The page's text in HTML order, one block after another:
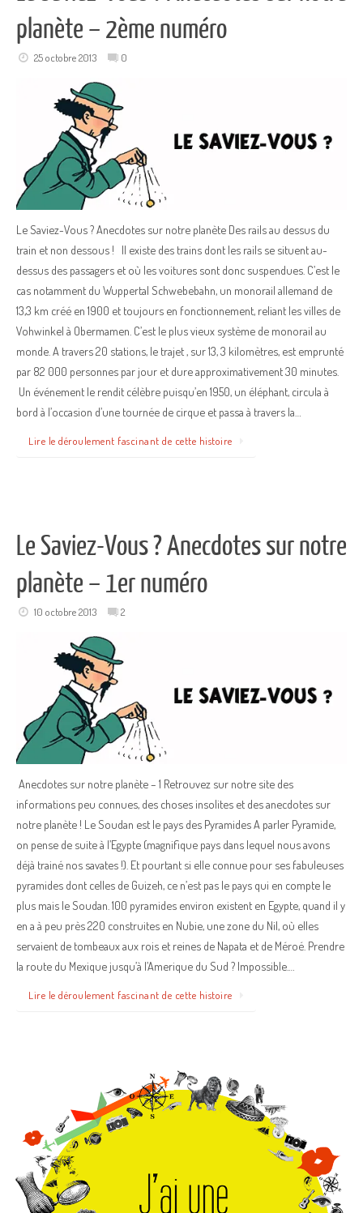
planète – 2ème numéro
25 octobre 2013 0
Le Saviez-Vous ? Anecdotes sur notre planète Des rails au dessus du
train et non dessous ! Il existe des trains dont les rails se situent au-
dessus des passagers et où les voitures sont donc suspendues. C’est le
cas notamment du Wuppertal Schwebebahn, un monorail allemand de
13,3 km créé en 1900 et toujours en fonctionnement, reliant les villes de
Vohwinkel à Obermamen. C’est le plus vieux système de monorail au
monde. A travers 20 stations, le trajet , sur 13, 3 kilomètres, est emprunté
par 82 000 personnes par jour et dure approximativement 30 minutes.
Un événement le rendit célèbre puisqu’en 1950, un éléphant, circula à
bord à l’occasion d’une tournée de cirque et passa à travers la…
Lire le déroulement fascinant de cette histoire
Le Saviez-Vous ? Anecdotes sur notre
planète – 1er numéro
10 octobre 2013 2
Anecdotes sur notre planète – 1 Retrouvez sur notre site des
informations peu connues, des choses insolites et des anecdotes sur
notre planète ! Le Soudan est le pays des Pyramides A parler Pyramide,
on pense de suite à l’Egypte (magnifique pays dans lequel nous avons
déjà trainé nos savates !). Et pourtant si elle connue pour ses fabuleuses
pyramides dont celles de Guizeh, ce n’est pas le pays qui en compte le
plus mais le Soudan. 100 pyramides environ existent en Egypte, quand il y
en a à peu près 220 construites en Nubie, une zone du Nil, où elles
servaient de tombeaux aux rois et reines de Napata et de Méroé. Prendre
la route du Mexique jusqu’à l’Amerique du Sud ? Impossible.…
Lire le déroulement fascinant de cette histoire